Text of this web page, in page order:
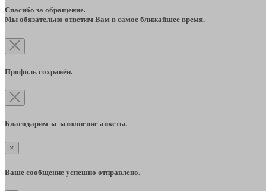
Спасибо за обращение.
Мы обязательно ответим Вам в самое ближайшее время.
Профиль сохранён.
Благодарим за заполнение анкеты.
×
Ваше сообщение успешно отправлено.